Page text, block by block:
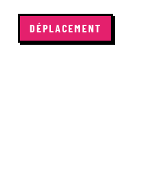
DÉPLACEMENT